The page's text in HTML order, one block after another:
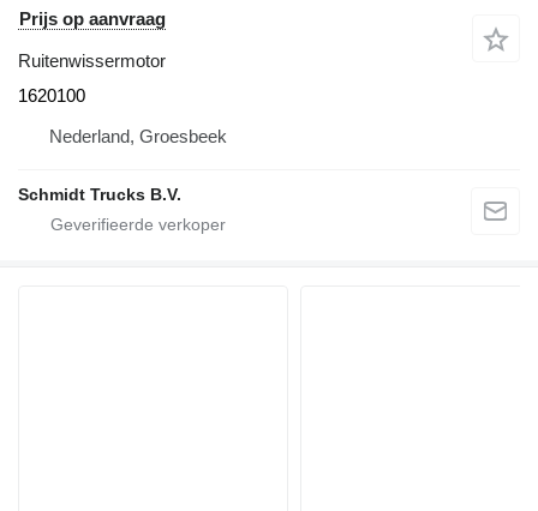
Prijs op aanvraag
Ruitenwissermotor
1620100
Nederland, Groesbeek
Schmidt Trucks B.V.